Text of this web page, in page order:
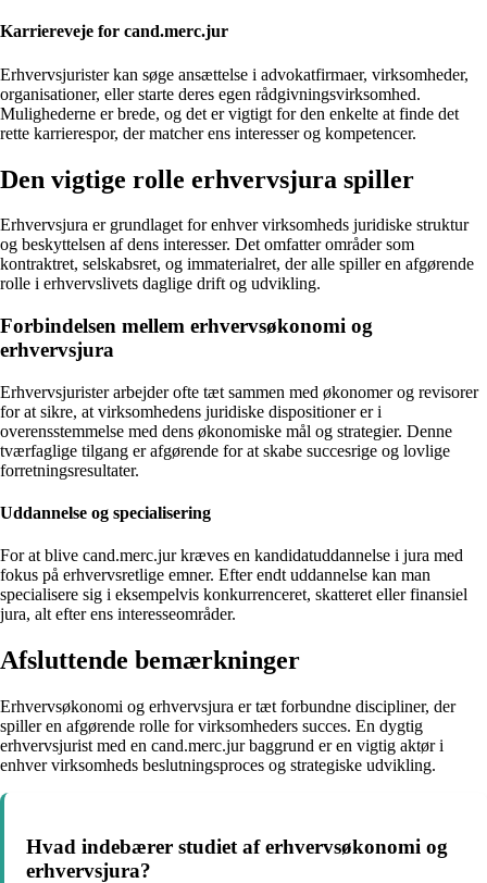
Karriereveje for cand.merc.jur
Erhvervsjurister kan søge ansættelse i advokatfirmaer, virksomheder,
organisationer, eller starte deres egen rådgivningsvirksomhed.
Mulighederne er brede, og det er vigtigt for den enkelte at finde det
rette karrierespor, der matcher ens interesser og kompetencer.
Den vigtige rolle erhvervsjura spiller
Erhvervsjura er grundlaget for enhver virksomheds juridiske struktur
og beskyttelsen af dens interesser. Det omfatter områder som
kontraktret, selskabsret, og immaterialret, der alle spiller en afgørende
rolle i erhvervslivets daglige drift og udvikling.
Forbindelsen mellem erhvervsøkonomi og
erhvervsjura
Erhvervsjurister arbejder ofte tæt sammen med økonomer og revisorer
for at sikre, at virksomhedens juridiske dispositioner er i
overensstemmelse med dens økonomiske mål og strategier. Denne
tværfaglige tilgang er afgørende for at skabe succesrige og lovlige
forretningsresultater.
Uddannelse og specialisering
For at blive cand.merc.jur kræves en kandidatuddannelse i jura med
fokus på erhvervsretlige emner. Efter endt uddannelse kan man
specialisere sig i eksempelvis konkurrenceret, skatteret eller finansiel
jura, alt efter ens interesseområder.
Afsluttende bemærkninger
Erhvervsøkonomi og erhvervsjura er tæt forbundne discipliner, der
spiller en afgørende rolle for virksomheders succes. En dygtig
erhvervsjurist med en cand.merc.jur baggrund er en vigtig aktør i
enhver virksomheds beslutningsproces og strategiske udvikling.
Hvad indebærer studiet af erhvervsøkonomi og
erhvervsjura?